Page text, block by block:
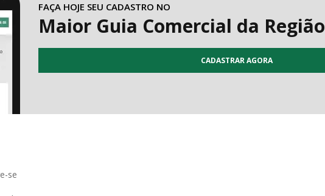
FAÇA HOJE SEU CADASTRO NO
Maior Guia Comercial da Região
CADASTRAR AGORA
se